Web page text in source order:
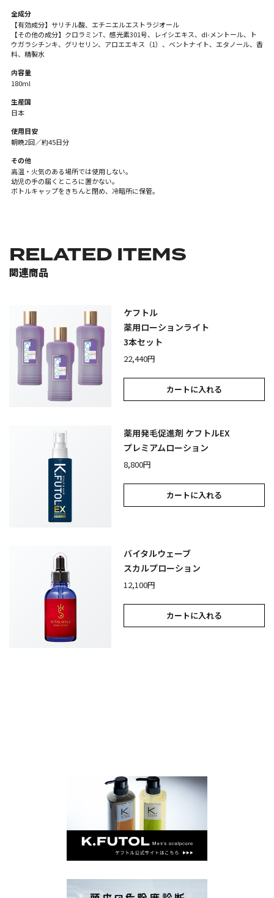
全成分
【有効成分】サリチル酸、エチニエルエストラジオール
【その他の成分】クロラミンT、感光素301号、レイシエキス、dl-メントール、ト
ウガラシチンキ、グリセリン、アロエエキス（1）、ベントナイト、エタノール、香
料、精製水
内容量
180ml
生産国
日本
使用目安
朝晩2回／約45日分
その他
高温・火気のある場所では使用しない。
幼児の手の届くところに置かない。
ボトルキャップをきちんと閉め、冷暗所に保管。
RELATED ITEMS
関連商品
ケフトル
薬用ローションライト
3本セット
22,440円
カートに入れる
薬用発毛促進剤 ケフトルEX
プレミアムローション
8,800円
カートに入れる
バイタルウェーブ
スカルプローション
12,100円
カートに入れる